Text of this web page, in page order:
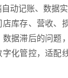
动记账、数据
店库存、营收、
据滞后的问题
化管控，适配